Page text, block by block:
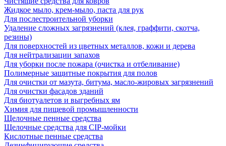
Жидкое мыло, крем-мыло, паста для рук
Для послестроительной уборки
Удаление сложных загрязнений (клея, граффити, скотча,
резины)
Для поверхностей из цветных металлов, кожи и дерева
Для нейтрализации запахов
Для уборки после пожара (очистка и отбеливание)
Полимерные защитные покрытия для полов
Для очистки от мазута, битума, масло-жировых загрязнений
Для очистки фасадов зданий
Для биотуалетов и выгребных ям
Химия для пищевой промышленности
Щелочные пенные средства
Щелочные средства для CIP-мойки
Кислотные пенные средства